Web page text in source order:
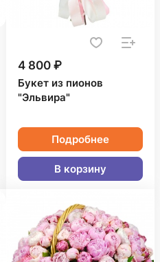
4 800 ₽
Букет из пионов
"Эльвира"
Подробнее
В корзину